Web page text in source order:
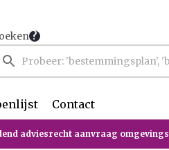
Contact
toevoegen van een EnergieopslagSysteem (EOS) aan het vergunde zonnepark Vluchtoord aan de Lange Goorstraat (Osseweg) te Uden